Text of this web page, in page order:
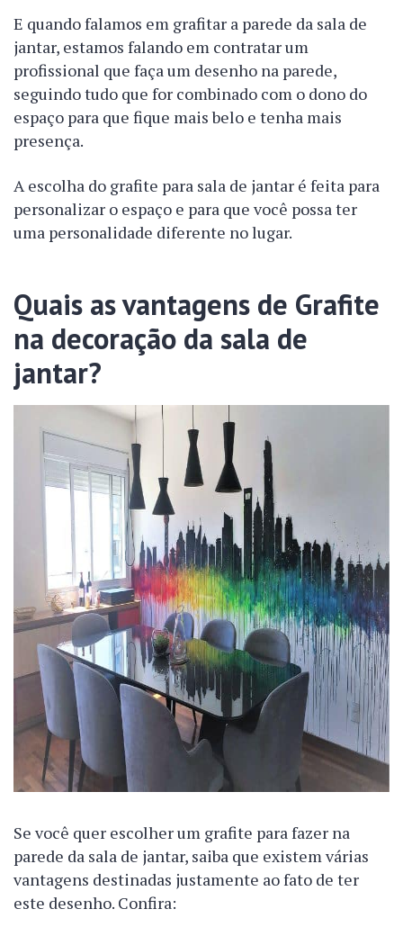
E quando falamos em grafitar a parede da sala de
jantar, estamos falando em contratar um
profissional que faça um desenho na parede,
seguindo tudo que for combinado com o dono do
espaço para que fique mais belo e tenha mais
presença.
A escolha do grafite para sala de jantar é feita para
personalizar o espaço e para que você possa ter
uma personalidade diferente no lugar.
Quais as vantagens de Grafite
na decoração da sala de
jantar?
Se você quer escolher um grafite para fazer na
parede da sala de jantar, saiba que existem várias
vantagens destinadas justamente ao fato de ter
este desenho. Confira: